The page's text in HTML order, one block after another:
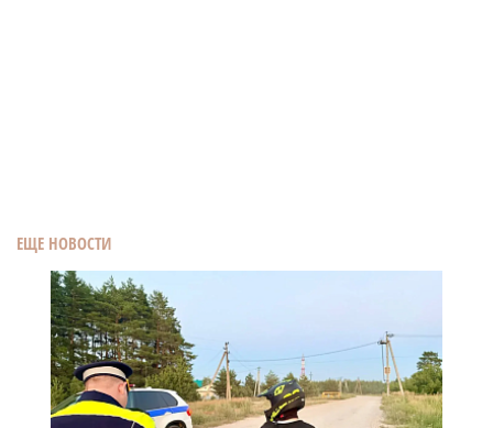
ЕЩЕ НОВОСТИ